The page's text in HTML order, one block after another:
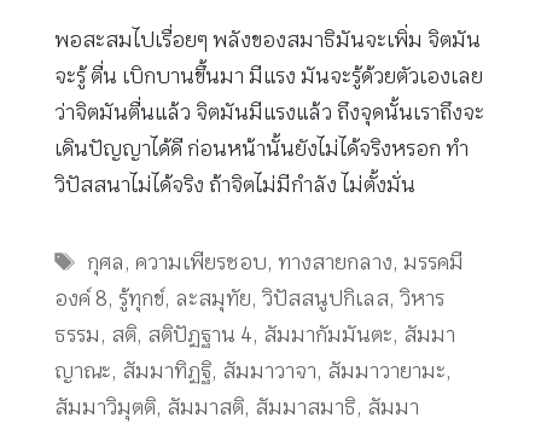
พอสะสมไปเรื่อยๆ พลังของสมาธิมันจะเพิ่ม จิตมัน
จะรู้ ตื่น เบิกบานขึ้นมา มีแรง มันจะรู้ด้วยตัวเองเลย
ว่าจิตมันตื่นแล้ว จิตมันมีแรงแล้ว ถึงจุดนั้นเราถึงจะ
เดินปัญญาได้ดี ก่อนหน้านั้นยังไม่ได้จริงหรอก ทำ
วิปัสสนาไม่ได้จริง ถ้าจิตไม่มีกำลัง ไม่ตั้งมั่น
Tags
กุศล,ความเพียรชอบ, ทางสายกลาง, มรรคมี
องค์ 8, รู้ทุกข์, ละสมุทัย, วิปัสสนูปกิเลส, วิหาร
ธรรม, สติ, สติปัฏฐาน 4, สัมมากัมมันตะ, สัมมา
ญาณะ, สัมมาทิฏฐิ, สัมมาวาจา, สัมมาวายามะ,
สัมมาวิมุตติ, สัมมาสติ, สัมมาสมาธิ, สัมมา